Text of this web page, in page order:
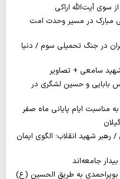
سوی آیت‌الله اراکی
مبارک در مسیر وحدت امت
در جنگ تحمیلی سوم / دنیا
شهید سامعی + تصاویر
بابایی و حسین لشگری در
مناسبت ایام پایانی ماه صفر
رهبر شهید انقلاب؛ الگوی ایمان
جامعه‌اند